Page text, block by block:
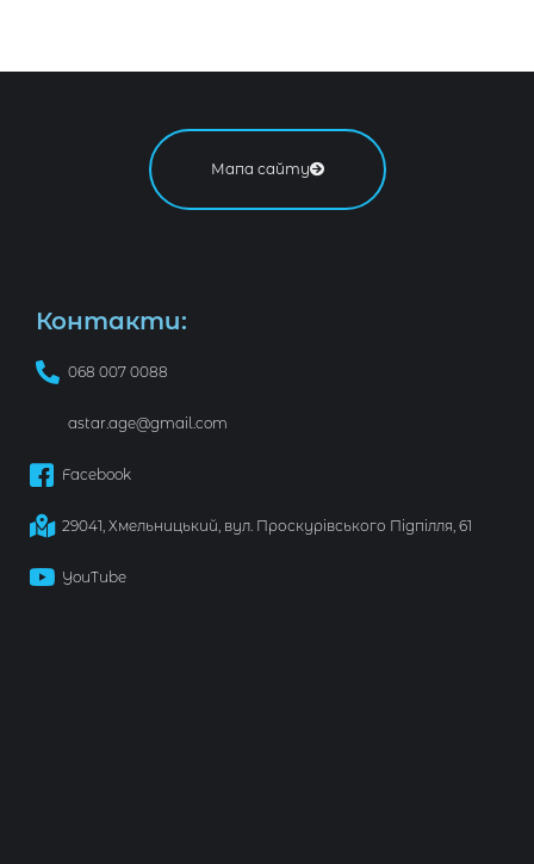
Мапа сайту
Контакти:
068 007 0088
astar.age@gmail.com
Facebook
29041, Хмельницький, вул. Проскурівського Підпілля, 61
YouTube